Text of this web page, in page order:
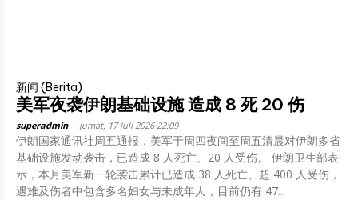
新闻 (Berita)
美军夜袭伊朗基础设施 造成 8 死 20 伤
superadmin Jumat, 17 Juli 2026 22:09
伊朗国家通讯社周五通报，美军于周四夜间至周五清晨对伊朗多省
基础设施发动袭击，已造成 8 人死亡、20 人受伤。 伊朗卫生部表
示，本月美军新一轮袭击累计已造成 38 人死亡、超 400 人受伤，
遇难及伤者中包含多名妇女与未成年人，目前仍有 47...